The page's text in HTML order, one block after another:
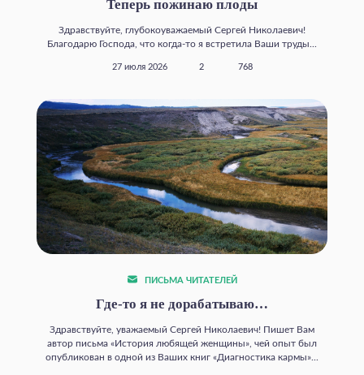
Теперь пожинаю плоды
Здравствуйте, глубокоуважаемый Сергей Николаевич!
Благодарю Господа, что когда‑то я встретила Ваши труды...
27 июля 2026 2 768
ПИСЬМА ЧИТАТЕЛЕЙ
Где‑то я не дорабатываю…
Здравствуйте, уважаемый Сергей Николаевич! Пишет Вам
автор письма «История любящей женщины», чей опыт был
опубликован в одной из Ваших книг «Диагностика кармы»...